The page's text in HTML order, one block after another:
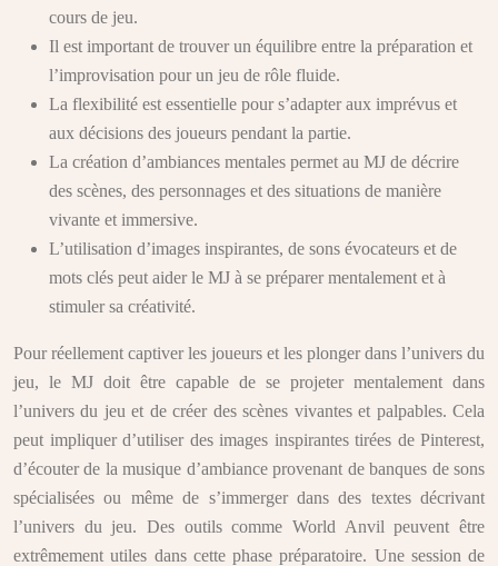
cours de jeu.
Il est important de trouver un équilibre entre la préparation et
l’improvisation pour un jeu de rôle fluide.
La flexibilité est essentielle pour s’adapter aux imprévus et
aux décisions des joueurs pendant la partie.
La création d’ambiances mentales permet au MJ de décrire
des scènes, des personnages et des situations de manière
vivante et immersive.
L’utilisation d’images inspirantes, de sons évocateurs et de
mots clés peut aider le MJ à se préparer mentalement et à
stimuler sa créativité.
Pour réellement captiver les joueurs et les plonger dans l’univers du
jeu, le MJ doit être capable de se projeter mentalement dans
l’univers du jeu et de créer des scènes vivantes et palpables. Cela
peut impliquer d’utiliser des images inspirantes tirées de Pinterest,
d’écouter de la musique d’ambiance provenant de banques de sons
spécialisées ou même de s’immerger dans des textes décrivant
l’univers du jeu. Des outils comme World Anvil peuvent être
extrêmement utiles dans cette phase préparatoire. Une session de